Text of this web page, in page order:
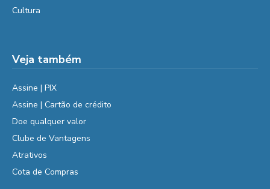
Cultura
Veja também
Assine | PIX
Assine | Cartão de crédito
Doe qualquer valor
Clube de Vantagens
Atrativos
Cota de Compras